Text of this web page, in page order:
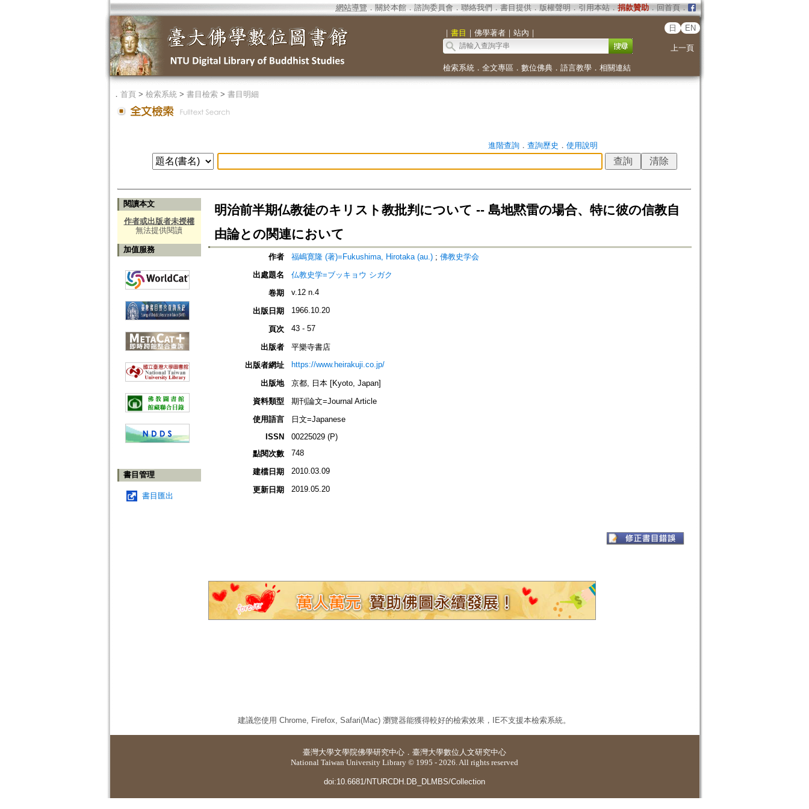
網站導覽 ． 關於本館． 諮詢委員會． 聯絡我們 ． 書目提供． 版權聲明 ． 引用本站． 捐款贊助．回首頁．
｜ 書目 ｜ 佛學著者｜ 站內 ｜
日 EN
上一頁
檢索系統． 全文專區 ． 數位佛典． 語言教學． 相關連結
． 首頁> 檢索系統> 書目檢索> 書目明細
進階查詢． 查詢歷史 ． 使用說明
閱讀本文
作者或出版者未授權
無法提供閱讀
加值服務
書目管理
書目匯出
明治前半期仏教徒のキリスト教批判について -- 島地黙雷の場合、特に彼の信教自
由論との関連において
作者 福嶋寛隆 (著)=Fukushima, Hirotaka (au.); 佛教史学会
出處題名
仏教史学=ブッキョウ シガク
卷期
v.12 n.4
出版日期 1966.10.20
頁次 43 - 57
出版者
平樂寺書店
出版者網址
https://www.heirakuji.co.jp/
出版地
京都, 日本 [Kyoto, Japan]
資料類型
期刊論文=Journal Article
使用語言
日文=Japanese
ISSN
00225029 (P)
點閱次數
748
建檔日期 2010.03.09
更新日期 2019.05.20
建議您使用 Chrome, Firefox, Safari(Mac) 瀏覽器能獲得較好的檢索效果，IE不支援本檢索系統。
臺灣大學文學院佛學研究中心 ． 臺灣大學數位人文研究中心
National Taiwan University Library © 1995 - 2026. All rights reserved
doi:10.6681/NTURCDH.DB_DLMBS/Collection